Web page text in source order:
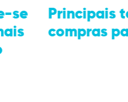
Economia
prepare-se